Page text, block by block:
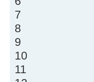
7
8
9
10
11